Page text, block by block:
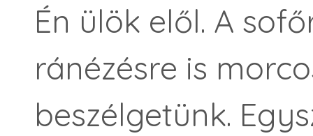
Én ülök elől. A
ránézésre is
beszélgetünk.